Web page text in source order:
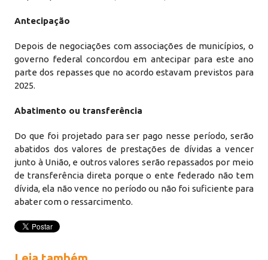
Antecipação
Depois de negociações com associações de municípios, o
governo federal concordou em antecipar para este ano
parte dos repasses que no acordo estavam previstos para
2025.
Abatimento ou transferência
Do que foi projetado para ser pago nesse período, serão
abatidos dos valores de prestações de dívidas a vencer
junto à União, e outros valores serão repassados por meio
de transferência direta porque o ente federado não tem
dívida, ela não vence no período ou não foi suficiente para
abater com o ressarcimento.